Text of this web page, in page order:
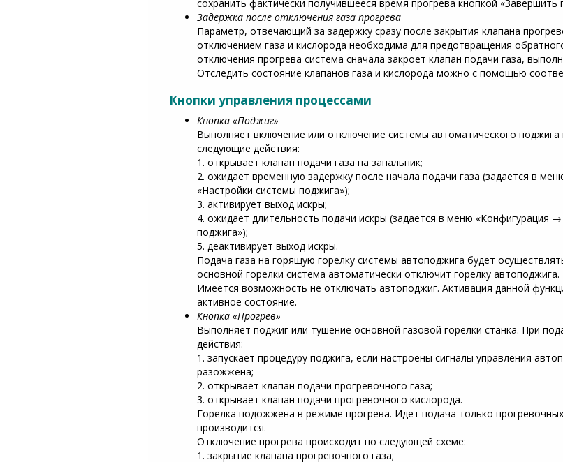
сохранить фактически получившееся время прогрева кнопкой «Завершить
Задержка после отключения газа прогрева
Параметр, отвечающий за задержку сразу после закрытия клапана
отключением газа и кислорода необходима для предотвращения
отключения прогрева система сначала закроет клапан подачи газа,
Отследить состояние клапанов газа и кислорода можно с помощью
Кнопки управления процессами
Кнопка «Поджиг»
Выполняет включение или отключение системы автоматического
следующие действия:
1. открывает клапан подачи газа на запальник;
2. ожидает временную задержку после начала подачи газа (задается в
«Настройки системы поджига»);
3. активирует выход искры;
4. ожидает длительность подачи искры (задается в меню «Конфигурация
поджига»);
5. деактивирует выход искры.
Подача газа на горящую горелку системы автоподжига будет
основной горелки система автоматически отключит горелку автоподжига.
Имеется возможность не отключать автоподжиг. Активация данной
активное состояние.
Кнопка «Прогрев»
Выполняет поджиг или тушение основной газовой горелки станка. При
действия:
1. запускает процедуру поджига, если настроены сигналы управления
разожжена;
2. открывает клапан подачи прогревочного газа;
3. открывает клапан подачи прогревочного кислорода.
Горелка подожжена в режиме прогрева. Идет подача только
производится.
Отключение прогрева происходит по следующей схеме:
1. закрытие клапана прогревочного газа;